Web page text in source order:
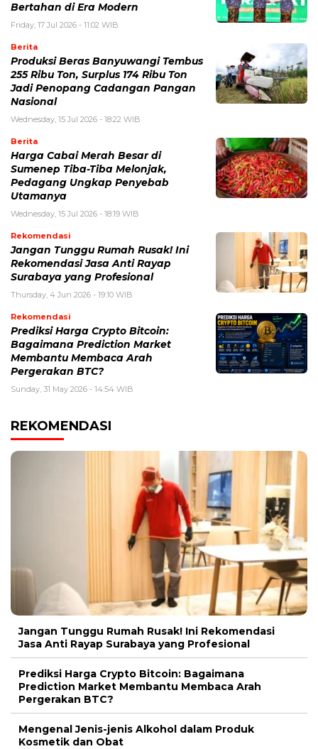
Bertahan di Era Modern
Friday, 17 Jul 2026 - 11:02 WIB
Berita
Produksi Beras Banyuwangi Tembus
255 Ribu Ton, Surplus 174 Ribu Ton
Jadi Penopang Cadangan Pangan
Nasional
Wednesday, 15 Jul 2026 - 18:22 WIB
Berita
Harga Cabai Merah Besar di
Sumenep Tiba-Tiba Melonjak,
Pedagang Ungkap Penyebab
Utamanya
Wednesday, 15 Jul 2026 - 18:19 WIB
Rekomendasi
Jangan Tunggu Rumah Rusak! Ini
Rekomendasi Jasa Anti Rayap
Surabaya yang Profesional
Thursday, 4 Jun 2026 - 19:10 WIB
Rekomendasi
Prediksi Harga Crypto Bitcoin:
Bagaimana Prediction Market
Membantu Membaca Arah
Pergerakan BTC?
Sunday, 31 May 2026 - 14:54 WIB
REKOMENDASI
Jangan Tunggu Rumah Rusak! Ini Rekomendasi
Jasa Anti Rayap Surabaya yang Profesional
Prediksi Harga Crypto Bitcoin: Bagaimana
Prediction Market Membantu Membaca Arah
Pergerakan BTC?
Mengenal Jenis-jenis Alkohol dalam Produk
Kosmetik dan Obat